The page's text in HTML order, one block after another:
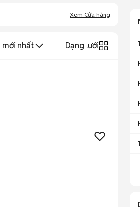
Xem Cửa hàng
mới nhất Dạng lưới